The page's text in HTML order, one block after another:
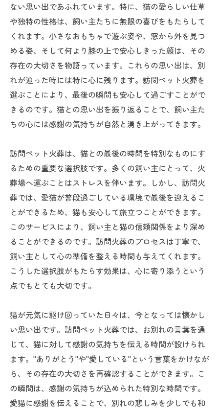
ない思い出であふれています。特に、猫の愛らしい仕草
や独特の性格は、飼い主たちに無限の喜びをもたらして
くれます。小さなおもちゃで遊ぶ姿や、窓から外を見つ
める姿、そして何より膝の上で安心しきった顔は、その
存在の大切さを物語っています。これらの思い出は、別
れが迫った時には特に心に残ります。訪問ペット火葬を
選ぶことにより、最後の瞬間も安心して過ごすことがで
きるのです。猫との思い出を振り返ることで、飼い主た
ちの心には感謝の気持ちが自然と湧き上がってきます。
訪問ペット火葬は、猫との最後の時間を特別なものにす
るための重要な選択肢です。多くの飼い主にとって、火
葬場へ運ぶことはストレスを伴います。しかし、訪問火
葬では、愛猫が普段過ごしている環境で最後を迎えるこ
とができるため、猫も安心して旅立つことができます。
このサービスにより、飼い主と猫の信頼関係をより深め
ることができるのです。訪問火葬のプロセスは丁寧で、
飼い主として心の準備を整える時間も与えてくれます。
こうした選択肢がもたらす効果は、心に寄り添うという
点でもとても大切です。
猫が元気に駆け回っていた日々は、今となっては懐かし
い思い出です。訪問ペット火葬では、お別れの言葉を通
じて、猫に対して感謝の気持ちを伝える時間が設けられ
ます。"ありがとう"や"愛している"という言葉をかけなが
ら、その存在の大切さを再確認することができます。こ
の瞬間は、感謝の気持ちが込められた特別な時間です。
愛猫に感謝を伝えることで、別れの悲しみを少しでも和